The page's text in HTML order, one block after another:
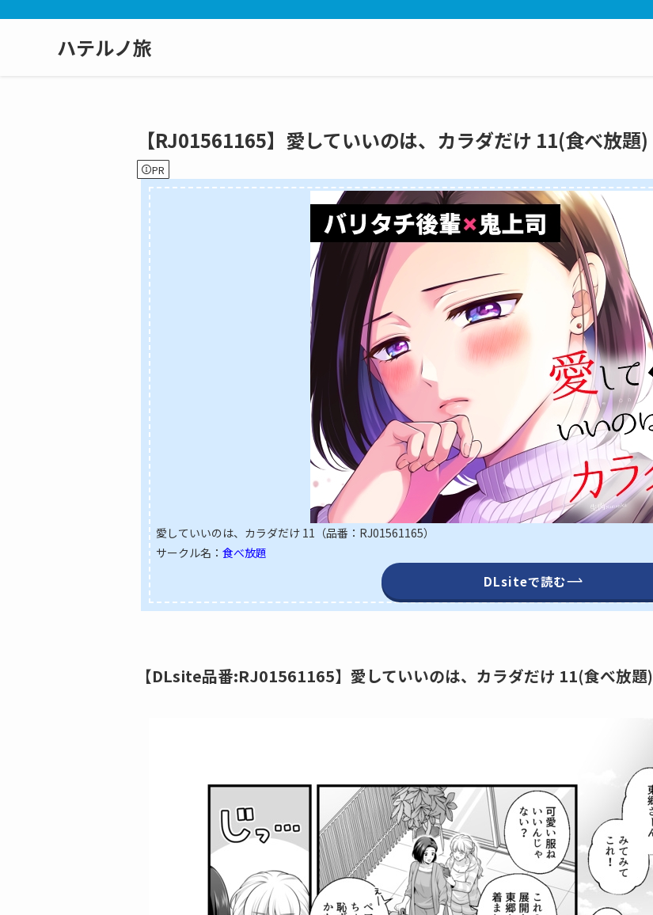
ハテルノ旅
【RJ01561165】愛していいのは、カラダだけ 11(食べ放題)
PR
愛していいのは、カラダだけ 11（品番：RJ01561165）
サークル名： 食べ放題
DLsiteで読む
【DLsite品番:RJ01561165】愛していいのは、カラダだけ 11(食べ放題)